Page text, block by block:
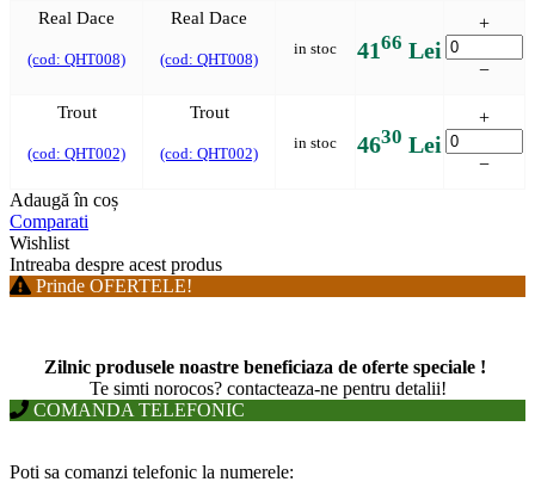
Real Dace
(cod: QHT008)
Real Dace
(cod: QHT008)
in stoc 4166 Lei
+
−
Trout
(cod: QHT002)
Trout
(cod: QHT002)
in stoc 4630 Lei
+
−
Adaugă în coș
Comparati
Wishlist
Intreaba despre acest produs
Prinde OFERTELE!
Zilnic produsele noastre beneficiaza de oferte speciale !
Te simti norocos? contacteaza-ne pentru detalii!
COMANDA TELEFONIC
Poti sa comanzi telefonic la numerele: